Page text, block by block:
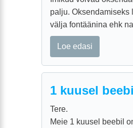
palju. Oksendamiseks
välja fontäänina ehk
Loe edasi
1 kuusel
Tere.
Meie 1 kuusel beebil